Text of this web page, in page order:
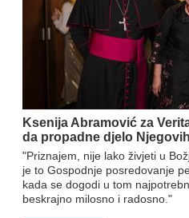
Ksenija Abramović za
da propadne djelo
"Priznajem, nije lako živjeti u
je to Gospodnje posredovanje
kada se dogodi u tom
beskrajno milosno i radosno."